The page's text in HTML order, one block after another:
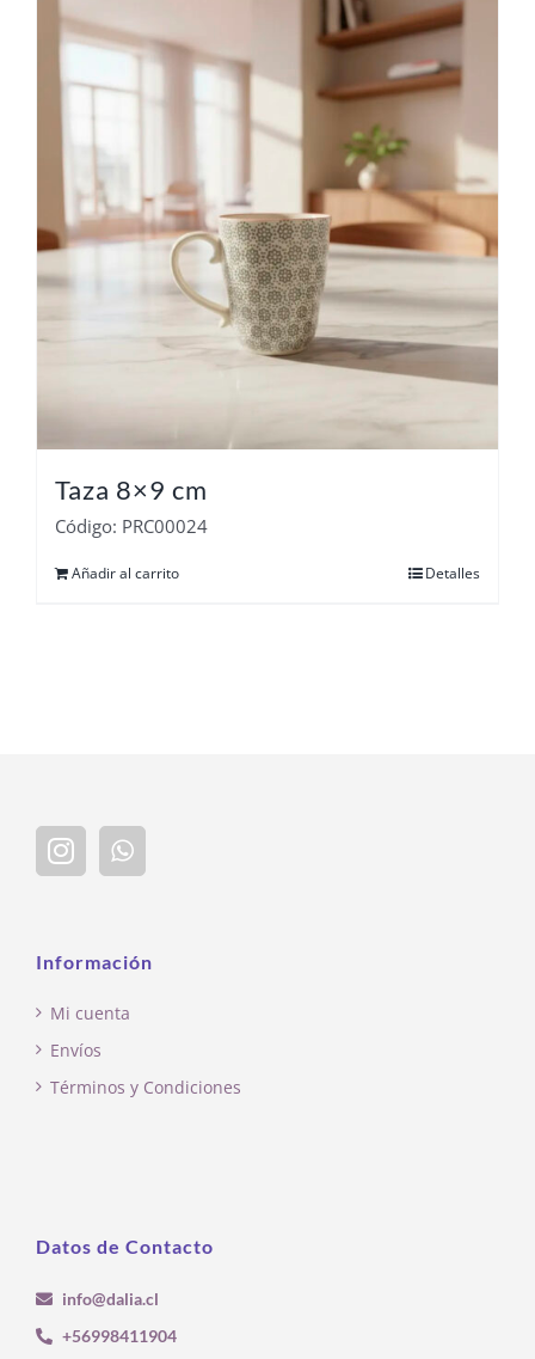
Taza 8×9 cm
Código: PRC00024
Añadir al carrito Detalles
Información
Mi cuenta
Envíos
Términos y Condiciones
Datos de Contacto
info@dalia.cl
+56998411904